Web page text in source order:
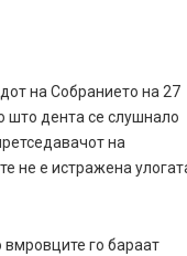
на Собранието на 27
што дента се слушнало
на
не е истражена
го бараат